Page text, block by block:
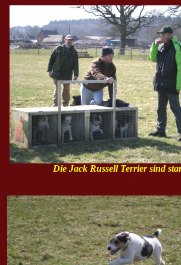
Die Jack Russell Terrier sind